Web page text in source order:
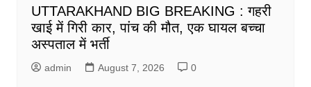
UTTARAKHAND BIG BREAKING : गहरी
खाई में गिरी कार, पांच की मौत, एक घायल बच्चा
अस्पताल में भर्ती
admin August 7, 2026 0